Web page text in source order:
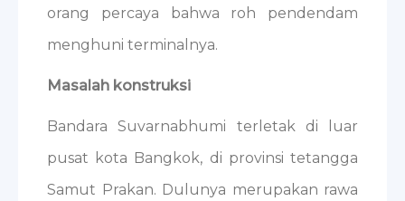
orang percaya bahwa roh pendendam
menghuni terminalnya.
Masalah konstruksi
Bandara Suvarnabhumi terletak di luar
pusat kota Bangkok, di provinsi tetangga
Samut Prakan. Dulunya merupakan rawa